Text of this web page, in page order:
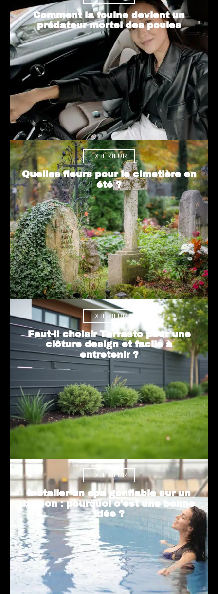
Comment la fouine devient un
prédateur mortel des poules
EXTÉRIEUR
Quelles fleurs pour le cimetière en
été ?
EXTÉRIEUR
Faut-il choisir Terrasto pour une
clôture design et facile à
entretenir ?
EXTÉRIEUR
Installer un spa gonflable sur un
balcon : pourquoi c’est une bonne
idée ?